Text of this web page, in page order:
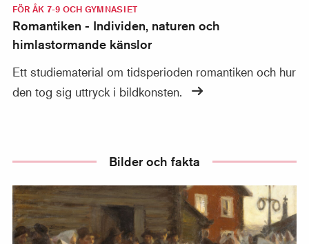
FÖR ÅK 7-9 OCH GYMNASIET
Romantiken - Individen, naturen och
himlastormande känslor
Ett studiematerial om tidsperioden romantiken och hur
den tog sig uttryck i bildkonsten.
Bilder och fakta
Fria bilder i mediaportalen